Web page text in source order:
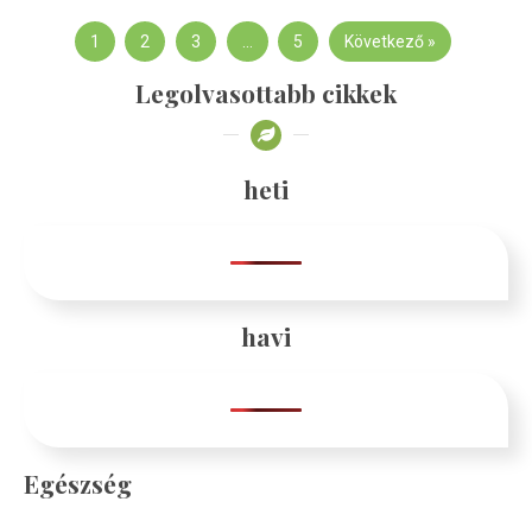
1 2 3 … 5 Következő »
Legolvasottabb cikkek
heti
havi
Egészség